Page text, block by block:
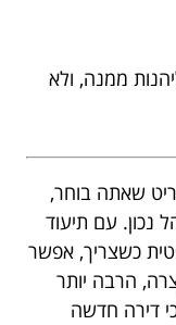
ממנה, ולא
שאתה בוחר,
נכון. עם תיעוד
כשצריך, אפשר
הרבה יותר
דירה חדשה